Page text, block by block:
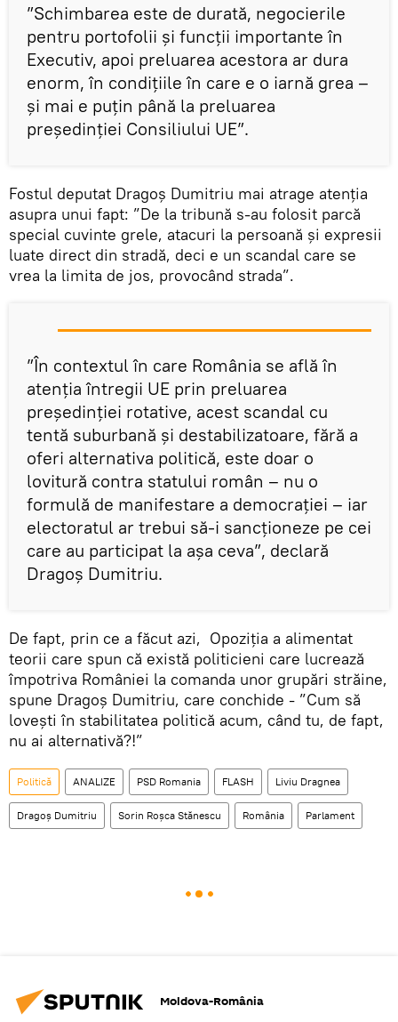
”Schimbarea este de durată, negocierile
pentru portofolii și funcții importante în
Executiv, apoi preluarea acestora ar dura
enorm, în condițiile în care e o iarnă grea –
și mai e puțin până la preluarea
președinției Consiliului UE”.
Fostul deputat Dragoș Dumitriu mai atrage atenția
asupra unui fapt: ”De la tribună s-au folosit parcă
special cuvinte grele, atacuri la persoană și expresii
luate direct din stradă, deci e un scandal care se
vrea la limita de jos, provocând strada”.
”În contextul în care România se află în
atenția întregii UE prin preluarea
președinției rotative, acest scandal cu
tentă suburbană și destabilizatoare, fără a
oferi alternativa politică, este doar o
lovitură contra statului român – nu o
formulă de manifestare a democrației – iar
electoratul ar trebui să-i sancționeze pe cei
care au participat la așa ceva”, declară
Dragoș Dumitriu.
De fapt, prin ce a făcut azi, Opoziția a alimentat
teorii care spun că există politicieni care lucrează
împotriva României la comanda unor grupări străine,
spune Dragoș Dumitriu, care conchide - ”Cum să
lovești în stabilitatea politică acum, când tu, de fapt,
nu ai alternativă?!”
Politică ANALIZE PSD Romania FLASH Liviu Dragnea
Dragoș Dumitriu Sorin Roșca Stănescu România Parlament
Moldova-România